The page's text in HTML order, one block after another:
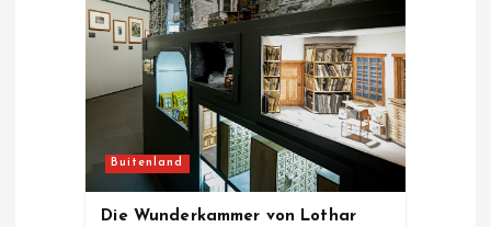
Buitenland
Die Wunderkammer von Lothar